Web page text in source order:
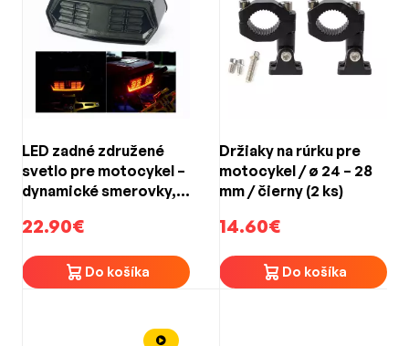
LED zadné združené
svetlo pre motocykel –
dynamické smerovky,
svelo / ECE R50 /
22.90€
Do košíka
Držiaky na rúrku pre
motocykel / ø 24 – 28
mm / čierny (2 ks)
14.60€
Do košíka